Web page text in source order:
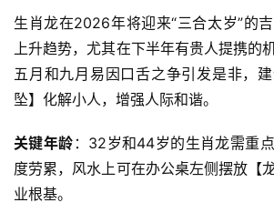
生肖龙在2026年将迎来“三合太岁”的
上升趋势，尤其在下半年有贵人提携的
五月和九月易因口舌之争引发是非，
坠】化解小人，增强人际和谐。
关键年龄 ：32岁和44岁的生肖龙需重
度劳累，风水上可在办公桌左侧摆放【
业根基。